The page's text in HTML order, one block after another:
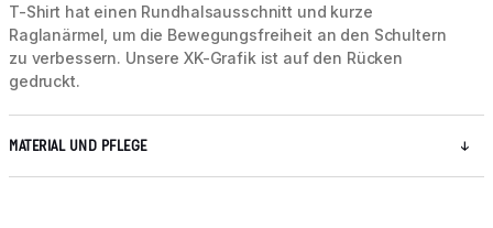
T-Shirt hat einen Rundhalsausschnitt und kurze
Raglanärmel, um die Bewegungsfreiheit an den Schultern
zu verbessern. Unsere XK-Grafik ist auf den Rücken
gedruckt.
MATERIAL UND PFLEGE